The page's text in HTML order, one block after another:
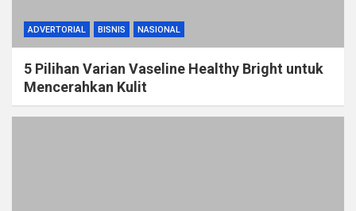
ADVERTORIAL BISNIS NASIONAL
5 Pilihan Varian Vaseline Healthy Bright untuk
Mencerahkan Kulit